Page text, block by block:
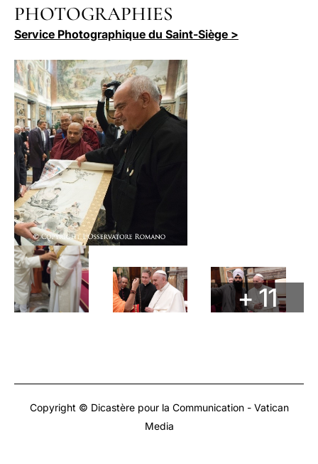
PHOTOGRAPHIES
Service Photographique du Saint-Siège >
+ 11
Copyright © Dicastère pour la Communication - Vatican
Media